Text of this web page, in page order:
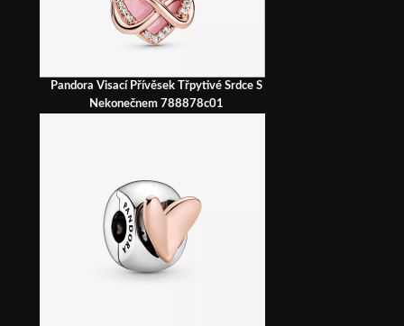
Pandora Visací Přívěsek Třpytivé Srdce S
Nekonečnem 788878c01